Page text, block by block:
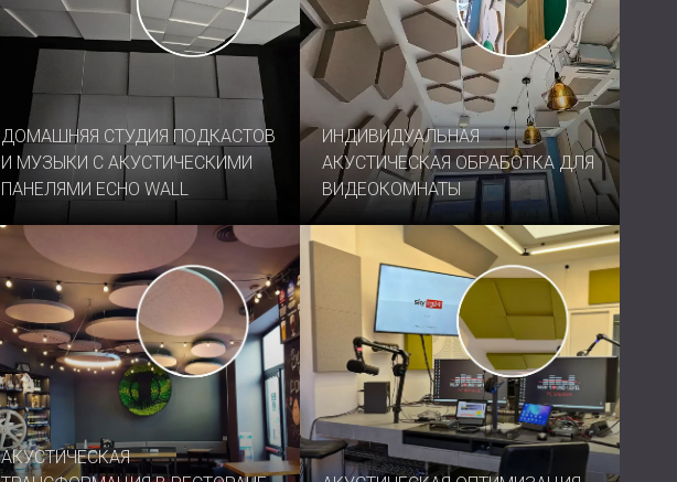
ДОМАШНЯЯ СТУДИЯ ПОДКАСТОВ
И МУЗЫКИ С АКУСТИЧЕСКИМИ
ПАНЕЛЯМИ ECHO WALL
ИНДИВИДУАЛЬНАЯ
АКУСТИЧЕСКАЯ ОБРАБОТКА ДЛЯ
ВИДЕОКОМНАТЫ
АКУСТИЧЕСКАЯ